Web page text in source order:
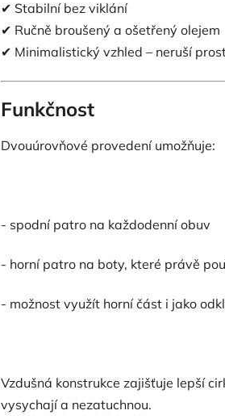
✔ Stabilní bez viklání
✔ Ručně broušený a ošetřený olejem
✔ Minimalistický vzhled – neruší
Funkčnost
Dvouúrovňové provedení umožňuje:
- spodní patro na každodenní obuv
- horní patro na boty, které právě
- možnost využít horní část i jako
Vzdušná konstrukce zajišťuje lepší
vysychají a nezatuchnou.